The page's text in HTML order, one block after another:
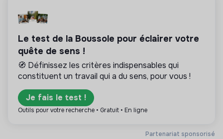
Partenariat sponsorisé
Le test de la Boussole pour éclairer votre
quête de sens !
🧭 Définissez les critères indispensables qui
constituent un travail qui a du sens, pour vous !
Je fais le test !
Outils pour votre recherche • Gratuit • En ligne